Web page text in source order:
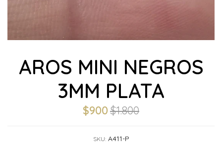
AROS MINI NEGROS
3MM PLATA
$900$1.800
SKU: A411-P